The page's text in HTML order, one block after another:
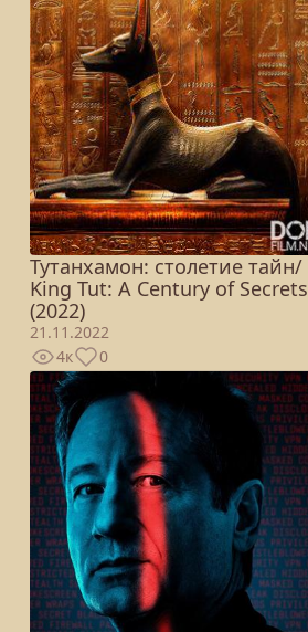
Тутанхамон: столетие тайн/
King Tut: A Century of Secrets
(2022)
21.11.2022
4к
0